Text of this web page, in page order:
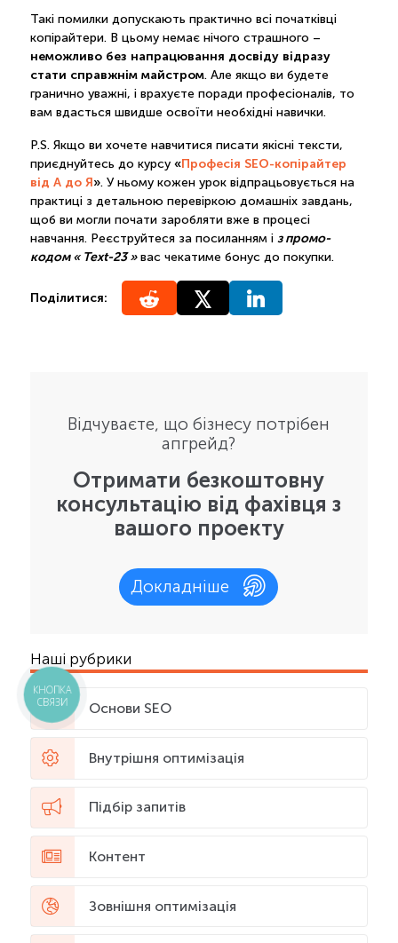
Такі помилки допускають практично всі початківці
копірайтери. В цьому немає нічого страшного –
неможливо без напрацювання досвіду відразу
стати справжнім майстром. Але якщо ви будете
гранично уважні, і врахуєте поради професіоналів, то
вам вдасться швидше освоїти необхідні навички.
P.S. Якщо ви хочете навчитися писати якісні тексти,
приєднуйтесь до курсу «Професія SEO-копірайтер
від А до Я». У ньому кожен урок відпрацьовується на
практиці з детальною перевіркою домашніх завдань,
щоб ви могли почати заробляти вже в процесі
навчання. Реєструйтеся за посиланням і з промо-
кодом « Text-23 »вас чекатиме бонус до покупки.
Поділитися:
Відчуваєте, що бізнесу потрібен
апгрейд?
Отримати безкоштовну
консультацію від фахівця з
вашого проекту
Докладніше
Наші рубрики
Основи SEO
Внутрішня оптимізація
Підбір запитів
Контент
Зовнішня оптимізація
КНОПКА
СВЯЗИ